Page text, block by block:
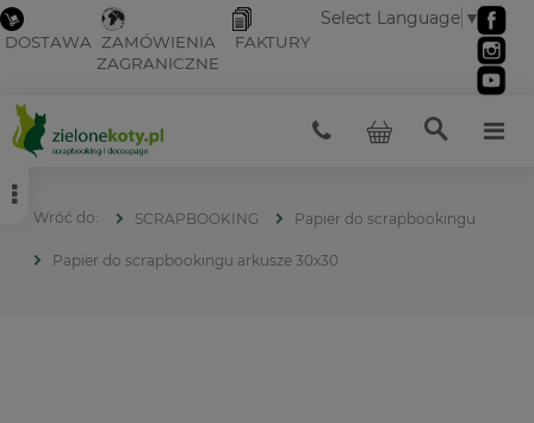
DOSTAWA ZAMÓWIENIA
ZAGRANICZNE
FAKTURY
Select Language ▼
SCRAPBOOKING Papier do scrapbookingu
Papier do scrapbookingu arkusze 30x30